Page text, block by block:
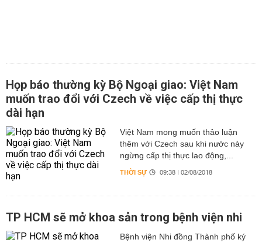
Họp báo thường kỳ Bộ Ngoại giao: Việt Nam
muốn trao đổi với Czech về việc cấp thị thực
dài hạn
Việt Nam mong muốn thảo luận
thêm với Czech sau khi nước này
ngừng cấp thị thực lao động,...
THỜI SỰ 09:38 | 02/08/2018
TP HCM sẽ mở khoa sản trong bệnh viện nhi
Bệnh viện Nhi đồng Thành phố ký